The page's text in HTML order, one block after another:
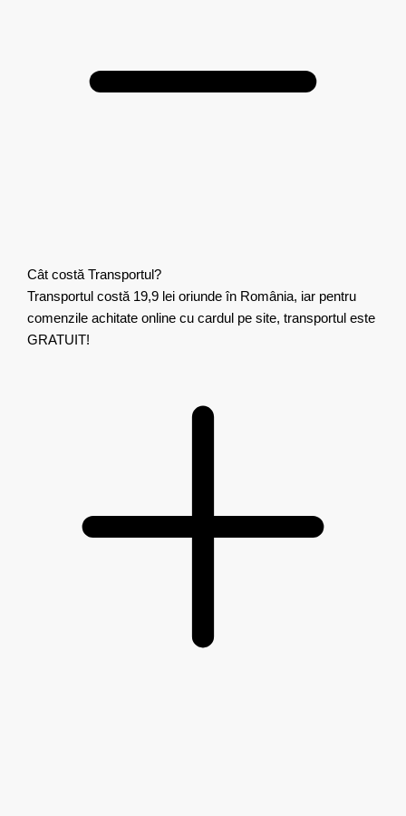
Cât costă Transportul?
Transportul costă 19,9 lei oriunde în România, iar pentru
comenzile achitate online cu cardul pe site, transportul este
GRATUIT!